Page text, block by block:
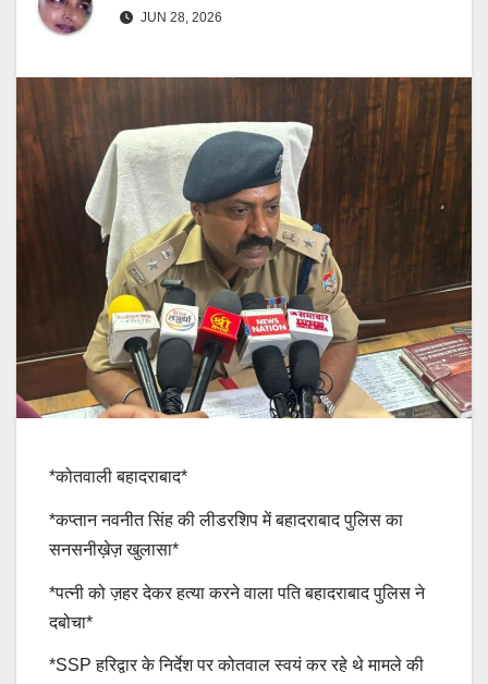
JUN 28, 2026
*कोतवाली बहादराबाद*
*कप्तान नवनीत सिंह की लीडरशिप में बहादराबाद पुलिस का
सनसनीख़ेज़ खुलासा*
*पत्नी को ज़हर देकर हत्या करने वाला पति बहादराबाद पुलिस ने
दबोचा*
*SSP हरिद्वार के निर्देश पर कोतवाल स्वयं कर रहे थे मामले की